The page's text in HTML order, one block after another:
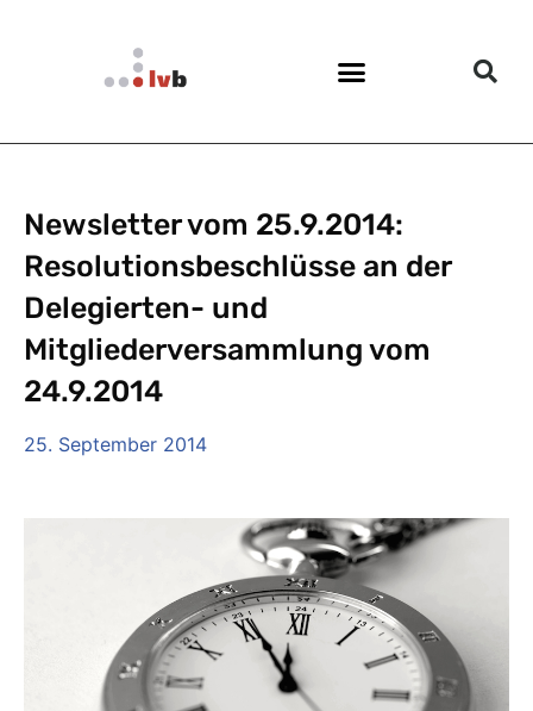
Newsletter vom 25.9.2014:
Resolutionsbeschlüsse an der
Delegierten- und
Mitgliederversammlung vom
24.9.2014
25. September 2014